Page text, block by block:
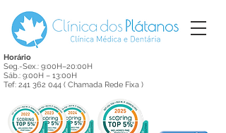
Horário
Seg.-Sex.: 9:00H–20:00H
Sáb.: 9:00H – 13:00H
Tef: 241 362 044 ( Chamada Rede Fixa )